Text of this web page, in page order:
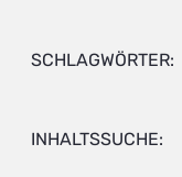
SCHLAGWÖRTER:
INHALTSSUCHE: